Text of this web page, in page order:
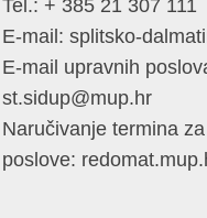
Tel.: + 385 21 307 111
E-mail: splitsko-
E-mail upravnih
st.sidup@mup.hr
Naručivanje termina
poslove: